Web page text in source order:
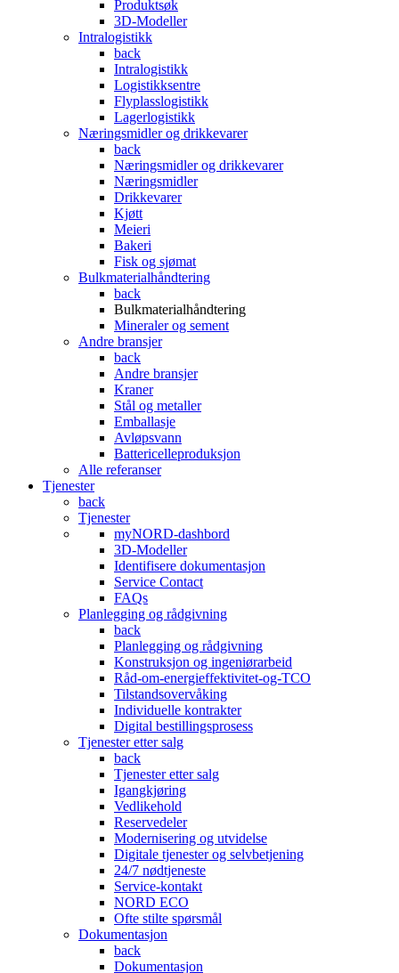
Produktsøk
3D-Modeller
Intralogistikk
back
Intralogistikk
Logistikksentre
Flyplasslogistikk
Lagerlogistikk
Næringsmidler og drikkevarer
back
Næringsmidler og drikkevarer
Næringsmidler
Drikkevarer
Kjøtt
Meieri
Bakeri
Fisk og sjømat
Bulkmaterialhåndtering
back
Bulkmaterialhåndtering
Mineraler og sement
Andre bransjer
back
Andre bransjer
Kraner
Stål og metaller
Emballasje
Avløpsvann
Battericelleproduksjon
Alle referanser
Tjenester
back
Tjenester
myNORD-dashbord
3D-Modeller
Identifisere dokumentasjon
Service Contact
FAQs
Planlegging og rådgivning
back
Planlegging og rådgivning
Konstruksjon og ingeniørarbeid
Råd-om-energieffektivitet-og-TCO
Tilstandsovervåking
Individuelle kontrakter
Digital bestillingsprosess
Tjenester etter salg
back
Tjenester etter salg
Igangkjøring
Vedlikehold
Reservedeler
Modernisering og utvidelse
Digitale tjenester og selvbetjening
24/7 nødtjeneste
Service-kontakt
NORD ECO
Ofte stilte spørsmål
Dokumentasjon
back
Dokumentasjon